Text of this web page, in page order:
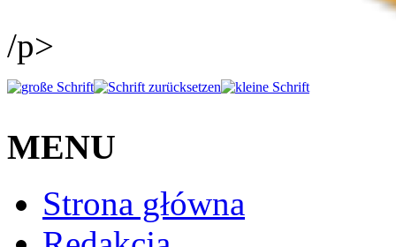
/p>
MENU
Strona główna